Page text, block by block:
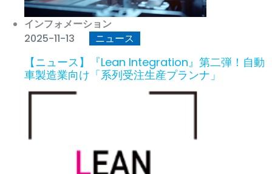
インフォメーション
2025-11-13
ニュース
【ニュース】『Lean Integration』第二弾！自動
車製造業向け「系列受注生産プランナ」